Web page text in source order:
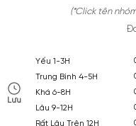
(*Click tên
Lưu
Yếu 1-3H
Trung Bình 4-5H
Khá 6-8H
Lâu 9-12H
Rất Lâu Trên 12H